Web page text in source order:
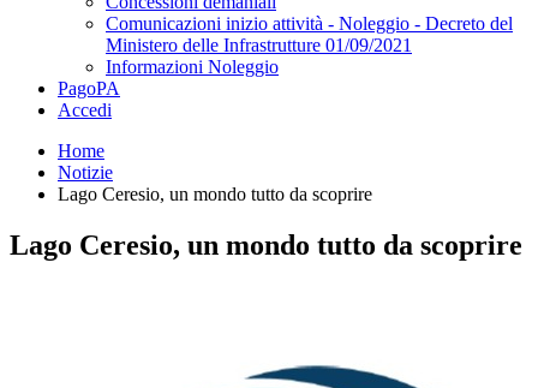
Comunicazioni inizio attività - Noleggio - Decreto del
Ministero delle Infrastrutture 01/09/2021
Informazioni Noleggio
PagoPA
Accedi
Home
Notizie
Lago Ceresio, un mondo tutto da scoprire
Lago Ceresio, un mondo tutto da scoprire